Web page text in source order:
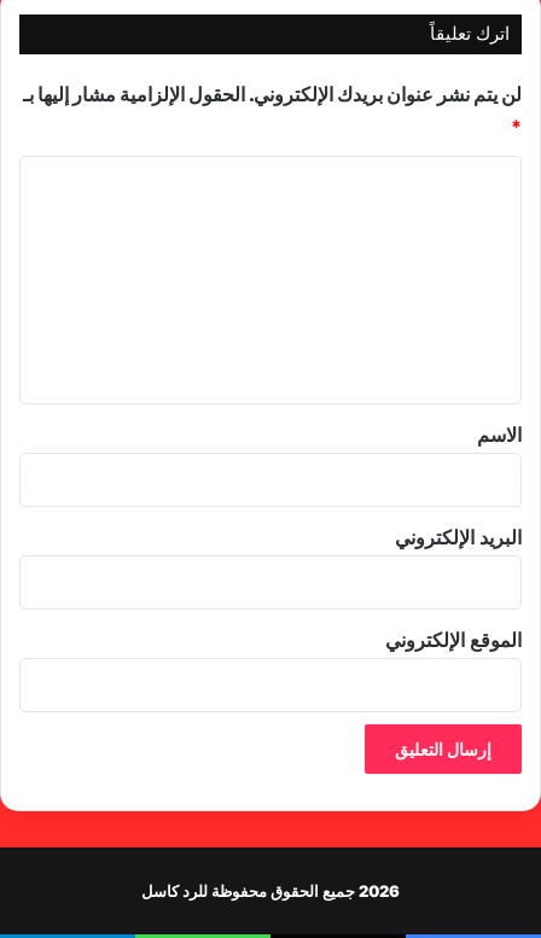
اترك تعليقاً
لن يتم نشر عنوان بريدك الإلكتروني. الحقول الإلزامية مشار إليها بـ
*
*
الاسم
البريد الإلكتروني
الموقع الإلكتروني
2026 جميع الحقوق محفوظة للرد كاسل